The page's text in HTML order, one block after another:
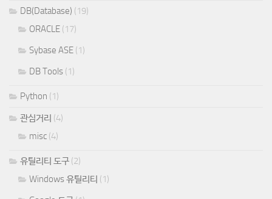
DB(Database) (19)
ORACLE (17)
Sybase ASE (1)
DB Tools (1)
Python (1)
관심거리 (4)
misc (4)
유틸리티 도구 (2)
Windows 유틸리티 (1)